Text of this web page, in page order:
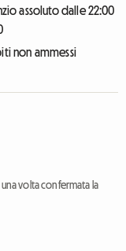
assoluto dalle 22:00
non ammessi
volta confermata la